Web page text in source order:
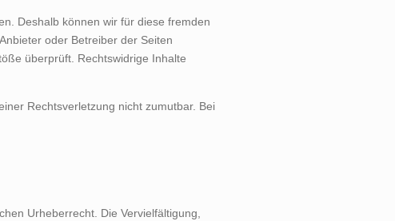
Deshalb können wir für diese fremden
oder Betreiber der Seiten
überprüft. Rechtswidrige Inhalte
Rechtsverletzung nicht zumutbar. Bei
Urheberrecht. Die Vervielfältigung,